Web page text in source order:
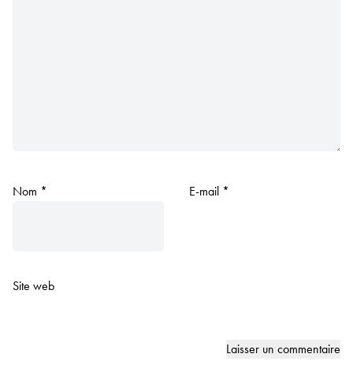
Nom * E-mail *
Site web